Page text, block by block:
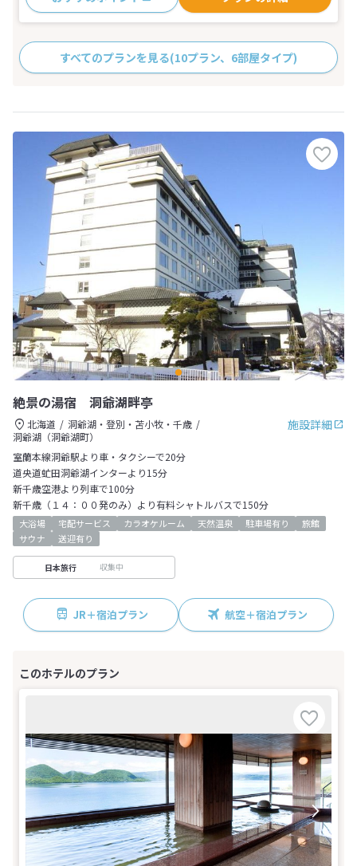
すべてのプランを見る(10プラン、6部屋タイプ)
絶景の湯宿 洞爺湖畔亭
施設詳細
北海道
洞爺湖・登別・苫小牧・千歳
洞爺湖（洞爺湖町）
室蘭本線洞爺駅より車・タクシーで20分
道央道虻田洞爺湖インターより15分
新千歳空港より列車で100分
新千歳（１４：００発のみ）より有料シャトルバスで150分
大浴場 宅配サービス カラオケルーム 天然温泉 駐車場有り
旅館
サウナ
送迎有り
日本旅行 収集中
JR＋宿泊プラン 航空＋宿泊プラン